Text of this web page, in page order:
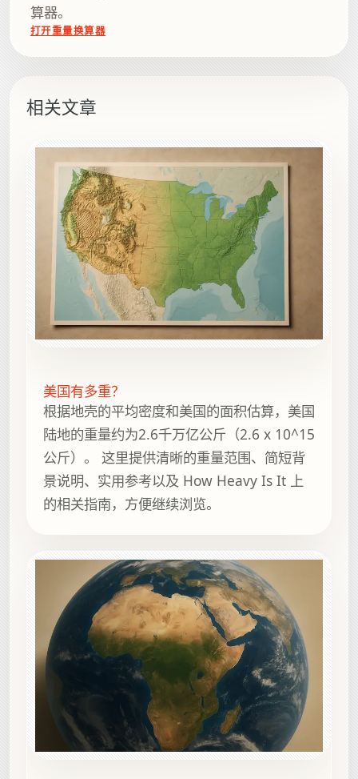
算器。
打开重量换算器
相关文章
美国有多重？
根据地壳的平均密度和美国的面积估算，美国
陆地的重量约为2.6千万亿公斤（2.6 x 10^15
公斤）。 这里提供清晰的重量范围、简短背
景说明、实用参考以及 How Heavy Is It 上
的相关指南，方便继续浏览。